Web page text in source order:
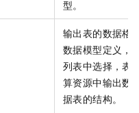
型。
输出表的数据格
数据模型定义，
列表中选择，表
算资源中输出数
据表的结构。